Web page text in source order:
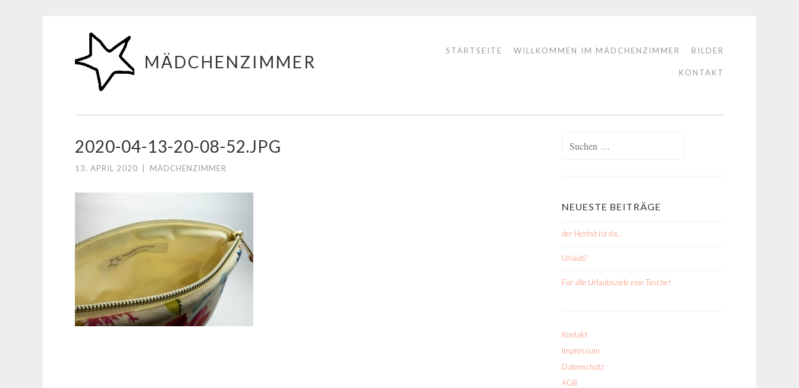
Zum
Inhalt
springen
MÄDCHENZIMMER
STARTSEITE WILLKOMMEN IM MÄDCHENZIMMER BILDER
KONTAKT
2020-04-13-20-08-52.JPG
13. APRIL 2020 MÄDCHENZIMMER
NEUESTE BEITRÄGE
der Herbst ist da…
Urlaub?
Für alle Urlaubsziele eine Tasche!
Kontakt
Impressum
Datenschutz
AGB